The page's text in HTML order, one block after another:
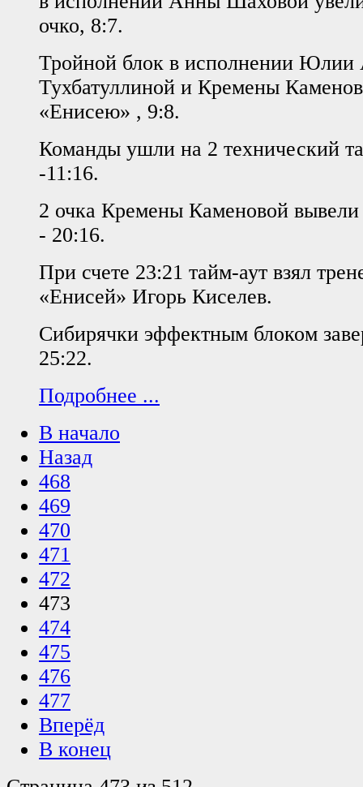
очко, 8:7.
Тройной блок в исполнении Юлии
Тухбатуллиной и Кремены
«Енисею» , 9:8.
Команды ушли на 2 технический
-11:16.
2 очка Кремены Каменовой вывели
- 20:16.
При счете 23:21 тайм-аут взял
«Енисей» Игорь Киселев.
Сибирячки эффектным блоком
25:22.
Подробнее ...
В начало
Назад
468
469
470
471
472
473
474
475
476
477
Вперёд
В конец